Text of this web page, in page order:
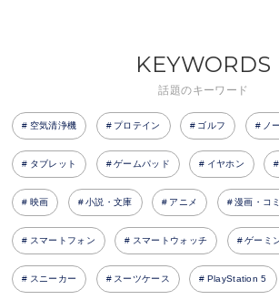
KEYWORDS
話題のキーワード
空気清浄機 プロテイン ゴルフ ノ
タブレット ゲームパッド イヤホン
映画 小説・文庫 アニメ 漫画・コ
スマートフォン スマートウォッチ ゲーミ
スニーカー スーツケース PlayStation 5